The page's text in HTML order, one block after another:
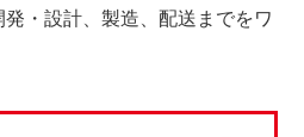
・設計、製造、配送までをワ